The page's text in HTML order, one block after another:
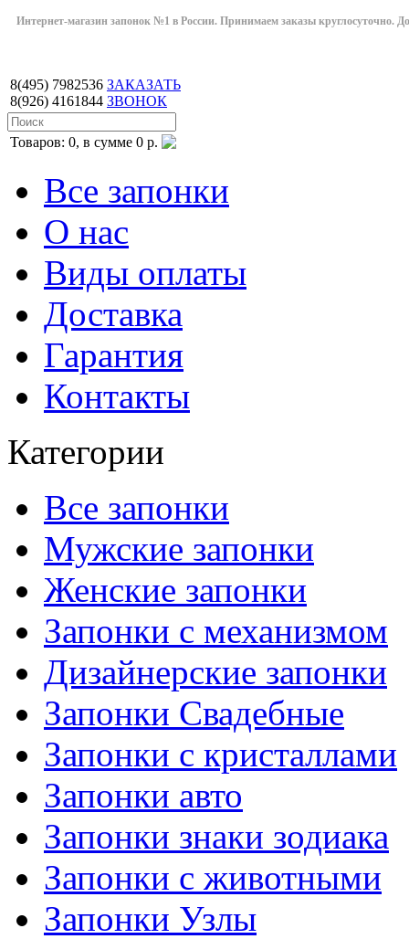
Интернет-магазин запонок №1 в России. Принимаем заказы круглосуточно.
8(495) 7982536
8(926) 4161844
ЗАКАЗАТЬ
ЗВОНОК
Товаров: 0, в сумме 0 р.
Все запонки
О нас
Виды оплаты
Доставка
Гарантия
Контакты
Категории
Все запонки
Мужские запонки
Женские запонки
Запонки с механизмом
Дизайнерские запонки
Запонки Свадебные
Запонки с кристаллами
Запонки авто
Запонки знаки зодиака
Запонки с животными
Запонки Узлы